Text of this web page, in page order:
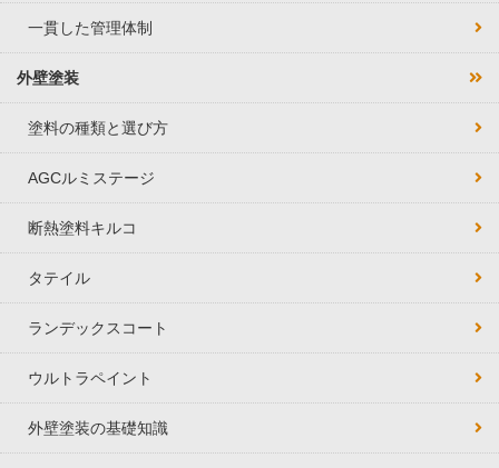
一貫した管理体制
外壁塗装
塗料の種類と選び方
AGCルミステージ
断熱塗料キルコ
タテイル
ランデックスコート
ウルトラペイント
外壁塗装の基礎知識